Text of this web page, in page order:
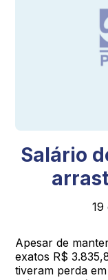
Salário
19
Apesar de
exatos R$
tiveram perda